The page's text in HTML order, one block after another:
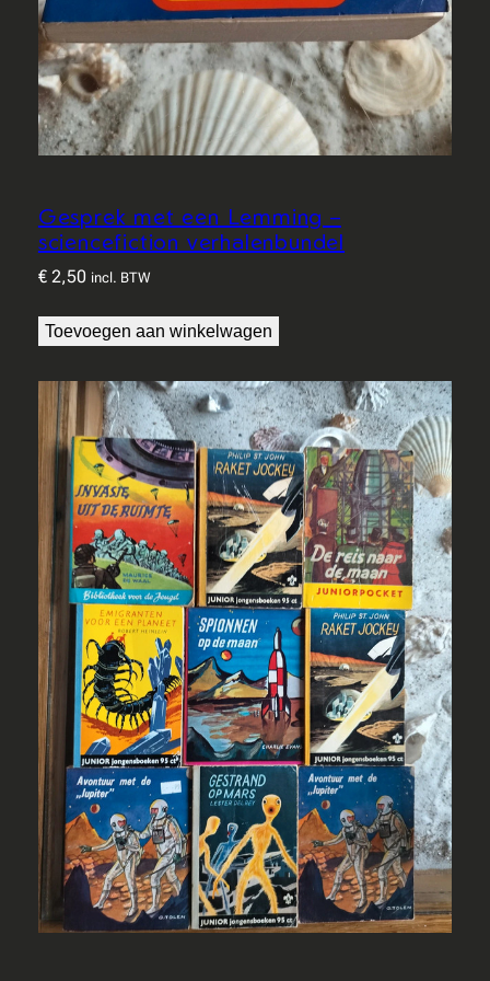
Gesprek met een Lemming –
sciencefiction verhalenbundel
€2,50 incl. BTW
Toevoegen aan winkelwagen